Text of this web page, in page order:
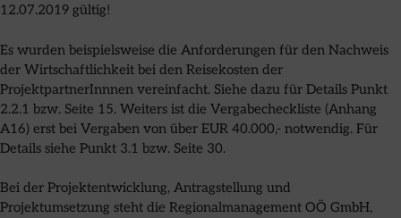
12.07.2019 gültig!
Es wurden beispielsweise die Anforderungen für den Nachweis
der Wirtschaftlichkeit bei den Reisekosten der
ProjektpartnerInnnen vereinfacht. Siehe dazu für Details Punkt
2.2.1 bzw. Seite 15. Weiters ist die Vergabecheckliste (Anhang
A16) erst bei Vergaben von über EUR 40.000,- notwendig. Für
Details siehe Punkt 3.1 bzw. Seite 30.
Bei der Projektentwicklung, Antragstellung und
Projektumsetzung steht die Regionalmanagement OÖ GmbH,